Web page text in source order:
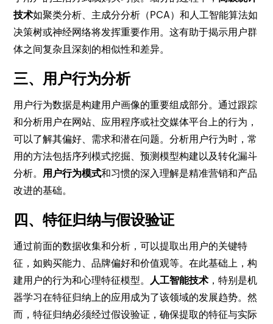
技术如聚类分析、主成分分析（PCA）和人工智能算法如
决策树或神经网络将发挥重要作用。这有助于揭示用户群
体之间复杂且深刻的相似性和差异。
三、用户行为分析
用户行为数据是构建用户画像的重要组成部分。通过跟踪
和分析用户在网站、应用程序或社交媒体平台上的行为，
可以了解其偏好、需求和潜在问题。分析用户行为时，常
用的方法包括序列模式挖掘、预测模型构建以及转化漏斗
分析。 用户行为模式和习惯的深入理解是精准营销和产品
改进的基础。
四、特征归纳与假设验证
通过前面的数据收集和分析，可以提取出用户的关键特
征，如购买能力、品牌偏好和价值观等。在此基础上，构
建用户的行为和心理特征模型。 人工智能技术 ，特别是机
器学习在特征归纳上的应用成为了该领域的发展趋势。然
而，特征归纳必须经过假设验证，确保提取的特征与实际